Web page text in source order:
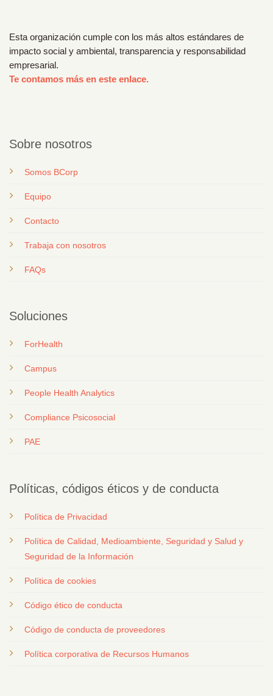
Esta organización cumple con los más altos estándares de
impacto social y ambiental, transparencia y responsabilidad
empresarial.
Te contamos más en este enlace.
Sobre nosotros
Somos BCorp
Equipo
Contacto
Trabaja con nosotros
FAQs
Soluciones
ForHealth
Campus
People Health Analytics
Compliance Psicosocial
PAE
Políticas, códigos éticos y de conducta
Política de Privacidad
Política de Calidad, Medioambiente, Seguridad y Salud y
Seguridad de la Información
Política de cookies
Código ético de conducta
Código de conducta de proveedores
Política corporativa de Recursos Humanos